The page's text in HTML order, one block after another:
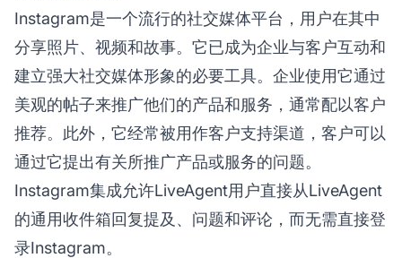
Instagram是一个流行的社交媒体平台，用户在其中
分享照片、视频和故事。它已成为企业与客户互动和
建立强大社交媒体形象的必要工具。企业使用它通过
美观的帖子来推广他们的产品和服务，通常配以客户
推荐。此外，它经常被用作客户支持渠道，客户可以
通过它提出有关所推广产品或服务的问题。
Instagram集成允许LiveAgent用户直接从LiveAgent
的通用收件箱回复提及、问题和评论，而无需直接登
录Instagram。